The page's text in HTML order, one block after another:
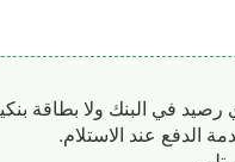
الدفع عند الاستلام.